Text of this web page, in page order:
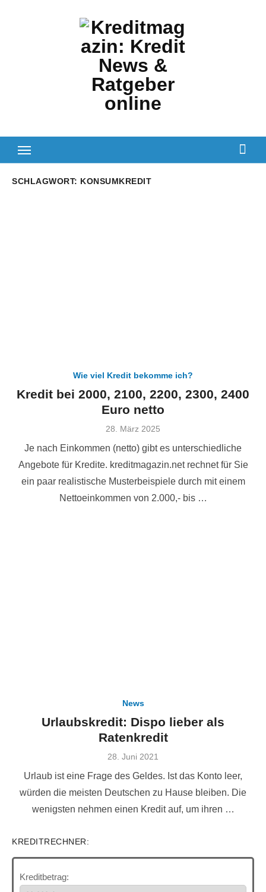
SCHLAGWORT: KONSUMKREDIT
Wie viel Kredit bekomme ich?
Kredit bei 2000, 2100, 2200, 2300, 2400
Euro netto
Veröffentlicht
28. März 2025
Je nach Einkommen (netto) gibt es unterschiedliche
Angebote für Kredite. kreditmagazin.net rechnet für Sie
ein paar realistische Musterbeispiele durch mit einem
Nettoeinkommen von 2.000,- bis …
News
Urlaubskredit: Dispo lieber als
Ratenkredit
Veröffentlicht
28. Juni 2021
Urlaub ist eine Frage des Geldes. Ist das Konto leer,
würden die meisten Deutschen zu Hause bleiben. Die
wenigsten nehmen einen Kredit auf, um ihren …
KREDITRECHNER:
Kreditbetrag: